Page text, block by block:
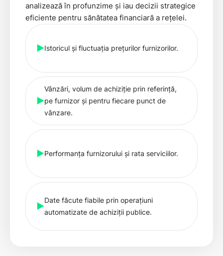
analizează în profunzime și iau decizii strategice
eficiente pentru sănătatea financiară a rețelei.
Istoricul și fluctuația prețurilor furnizorilor.
Vânzări, volum de achiziție prin referință,
pe furnizor și pentru fiecare punct de
vânzare.
Performanța furnizorului și rata serviciilor.
Date făcute fiabile prin operațiuni
automatizate de achiziții publice.